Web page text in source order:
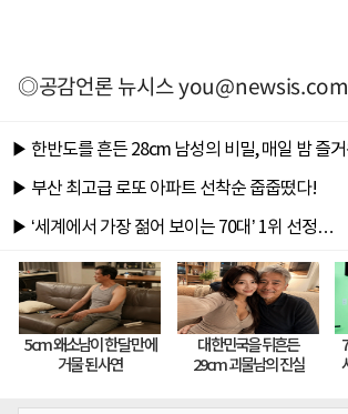
◎공감언론 뉴시스you@newsis.com